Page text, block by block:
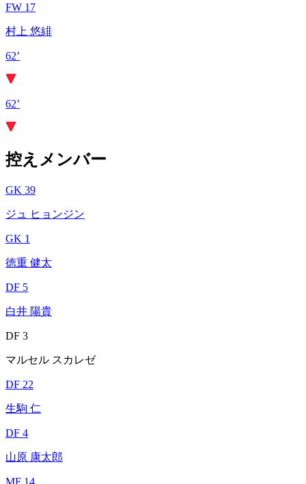
FW 17
村上 悠緋
62’
62’
控えメンバー
GK 39
ジュ ヒョンジン
GK 1
徳重 健太
DF 5
白井 陽貴
DF 3
マルセル スカレゼ
DF 22
生駒 仁
DF 4
山原 康太郎
MF 14